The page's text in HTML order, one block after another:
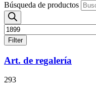
Búsqueda de productos
Filter
Art. de regalería
293